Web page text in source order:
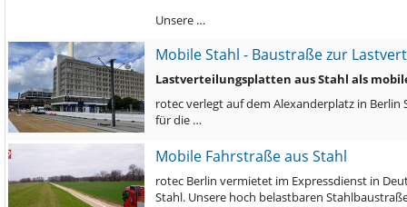
Unsere …
Mobile Stahl - Baustraße zur
Lastverteilungsplatten aus Stahl als
rotec verlegt auf dem Alexanderplatz in
für die …
Mobile Fahrstraße aus Stahl
rotec Berlin vermietet im Expressdienst in
Stahl. Unsere hoch belastbaren